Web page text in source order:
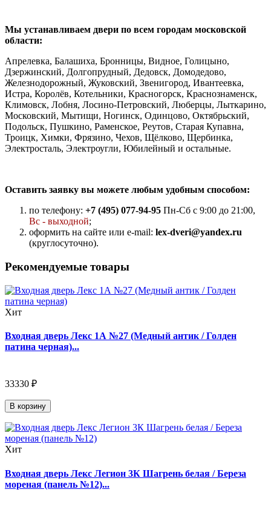
Мы устанавливаем двери по всем городам московской
области:
Апрелевка, Балашиха, Бронницы, Видное, Голицыно,
Дзержинский, Долгопрудный, Дедовск, Домодедово,
Железнодорожный, Жуковский, Звенигород, Ивантеевка,
Истра, Королёв, Котельники, Красногорск, Краснознаменск,
Климовск, Лобня, Лосино-Петровский, Люберцы, Лыткарино,
Московский, Мытищи, Ногинск, Одинцово, Октябрьский,
Подольск, Пушкино, Раменское, Реутов, Старая Купавна,
Троицк, Химки, Фрязино, Чехов, Щёлково, Щербинка,
Электросталь, Электроугли, Юбилейный и остальные.
Оставить заявку вы можете любым удобным способом:
по телефону: +7 (495) 077-94-95 Пн-Сб с 9:00 до 21:00,
Вс - выходной;
оформить на сайте или e-mail: lex-dveri@yandex.ru
(круглосуточно).
Рекомендуемые товары
Хит
Входная дверь Лекс 1А №27 (Медный антик / Голден
патина черная)...
33330 ₽
В корзину
Хит
Входная дверь Лекс Легион 3К Шагрень белая / Береза
мореная (панель №12)...